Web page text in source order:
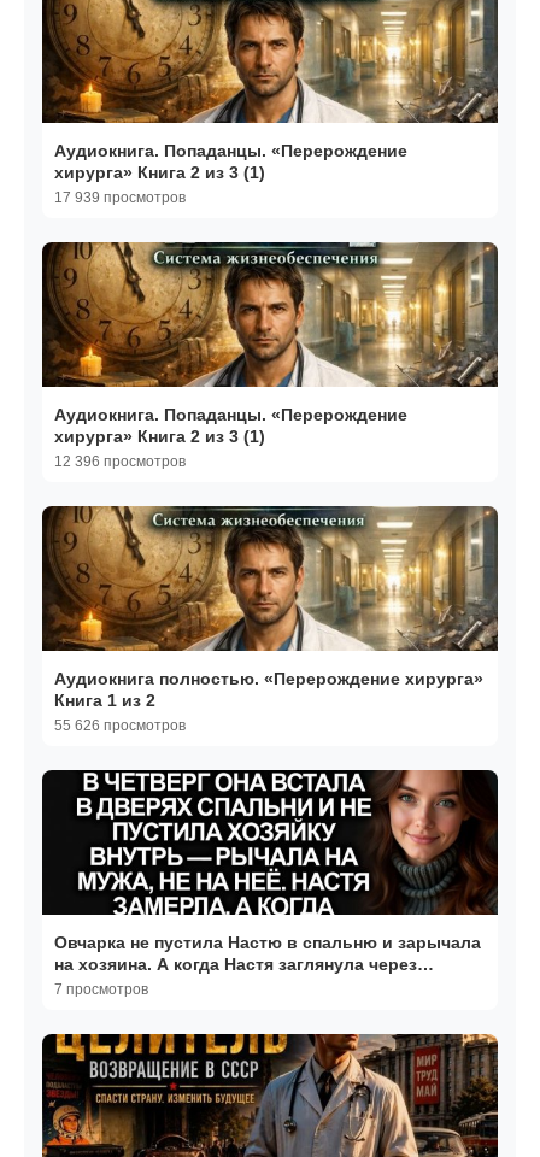
Аудиокнига. Попаданцы. «Перерождение
хирурга» Книга 2 из 3 (1)
17 939 просмотров
Аудиокнига. Попаданцы. «Перерождение
хирурга» Книга 2 из 3 (1)
12 396 просмотров
Аудиокнига полностью. «Перерождение хирурга»
Книга 1 из 2
55 626 просмотров
Овчарка не пустила Настю в спальню и зарычала
на хозяина. А когда Настя заглянула через
плечо…
7 просмотров